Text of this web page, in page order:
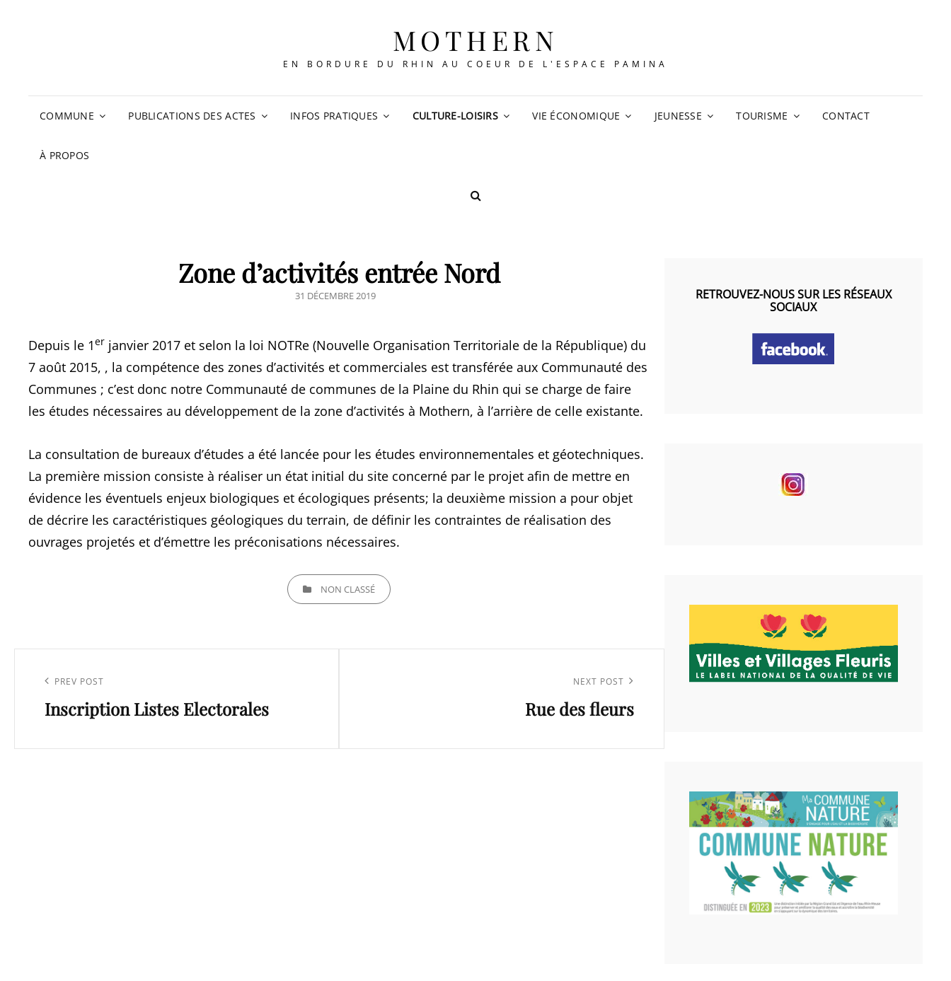
MOTHERN
EN BORDURE DU RHIN AU COEUR DE L'ESPACE PAMINA
COMMUNE PUBLICATIONS DES ACTES INFOS PRATIQUES CULTURE-LOISIRS VIE ÉCONOMIQUE JEUNESSE TOURISME CONTACT
À PROPOS
SEARCH
Zone d’activités entrée Nord
POSTED
31 DÉCEMBRE 2019
Depuis le 1er janvier 2017 et selon la loi NOTRe (Nouvelle Organisation Territoriale de la République) du
7 août 2015, , la compétence des zones d’activités et commerciales est transférée aux Communauté des
Communes ; c’est donc notre Communauté de communes de la Plaine du Rhin qui se charge de faire
les études nécessaires au développement de la zone d’activités à Mothern, à l’arrière de celle existante.
La consultation de bureaux d’études a été lancée pour les études environnementales et géotechniques.
La première mission consiste à réaliser un état initial du site concerné par le projet afin de mettre en
évidence les éventuels enjeux biologiques et écologiques présents; la deuxième mission a pour objet
de décrire les caractéristiques géologiques du terrain, de définir les contraintes de réalisation des
ouvrages projetés et d’émettre les préconisations nécessaires.
CATEGORIESNON CLASSÉ
l’article
Previous
Post
PREV POST
Inscription Listes Electorales
NEXT POST
Rue des fleurs
RETROUVEZ-NOUS SUR LES RÉSEAUX
SOCIAUX